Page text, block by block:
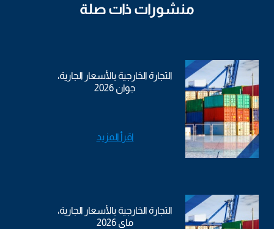
منشورات ذات صلة
التجارة الخارجية بالأسعار الجارية،
جوان 2026
اقرأ المزيد
التجارة الخارجية بالأسعار الجارية،
ماي 2026